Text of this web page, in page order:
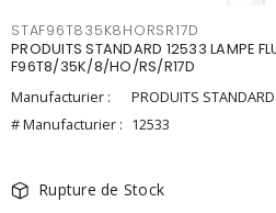
STAF96T835K8HORSR17D
PRODUITS STANDARD 12533 LAMPE
F96T8/35K/8/HO/RS/R17D
Manufacturier :
PRODUITS STANDARD
# Manufacturier : 12533
Rupture de Stock